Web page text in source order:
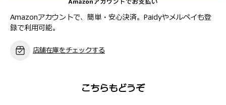
Amazonアカウントで、簡単・安心決済。Paidyやメルペイも登
録で利用可能。
店舗在庫をチェックする
こちらもどうぞ